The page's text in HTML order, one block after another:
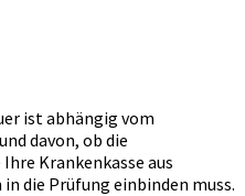
ist abhängig vom
davon, ob die
Krankenkasse aus
die Prüfung einbinden muss.